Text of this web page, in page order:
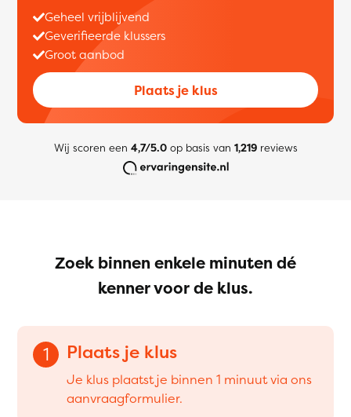
Geheel vrijblijvend
Geverifieerde klussers
Groot aanbod
Plaats je klus
Wij scoren een 4,7/5.0op basis van 1,219reviews
Zoek binnen enkele minuten dé
kenner voor de klus.
1 Plaats je klus
Je klus plaatst je binnen 1 minuut via ons
aanvraagformulier.